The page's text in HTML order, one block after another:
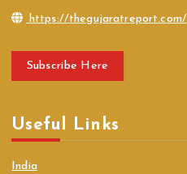
https://thegujaratreport.com/
Subscribe Here
Useful Links
India